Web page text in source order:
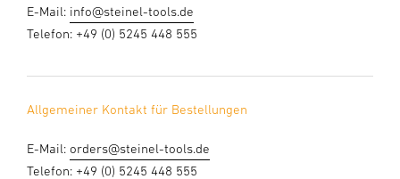
E-Mail: info@steinel-tools.de
Telefon: +49 (0) 5245 448 555
Allgemeiner Kontakt für Bestellungen
E-Mail: orders@steinel-tools.de
Telefon: +49 (0) 5245 448 555